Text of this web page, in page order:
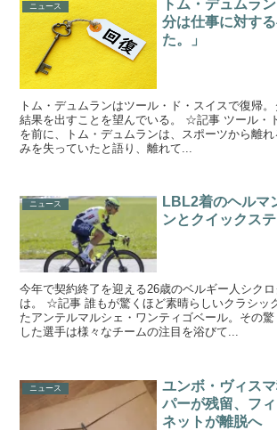
ニュース
トム・デュムラ
分は仕事に対す
た。」
トム・デュムランはツール・ド・スイスで復帰
結果を出すことを望んでいる。 ☆記事 ツール・
を前に、トム・デュムランは、スポーツから離
みを失っていたと語り、離れて...
ニュース
LBL2着のヘルマ
ンとクイックス
今年で契約終了を迎える26歳のベルギー人シク
は。 ☆記事 誰もが驚くほど素晴らしいクラシッ
たアンテルマルシェ・ワンティゴベール。その
した選手は様々なチームの注目を浴びて...
ニュース
ユンボ・ヴィス
パーが残留、フ
ネットが離脱へ